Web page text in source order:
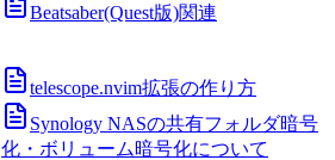
Beatsaber(Quest版)関連
telescope.nvim拡張の作り方
Synology NASの共有フォルダ暗号
化・ボリューム暗号化について